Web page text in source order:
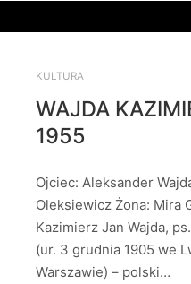
KULTURA
WAJDA
1955
Ojciec: Aleksander
Oleksiewicz Żona: Mira
Kazimierz Jan Wajda,
(ur. 3 grudnia 1905 we
Warszawie) – polski…